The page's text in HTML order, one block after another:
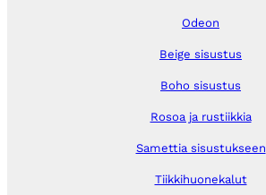
Odeon
Beige sisustus
Boho sisustus
Rosoa ja rustiikkia
Samettia sisustukseen
Tiikkihuonekalut